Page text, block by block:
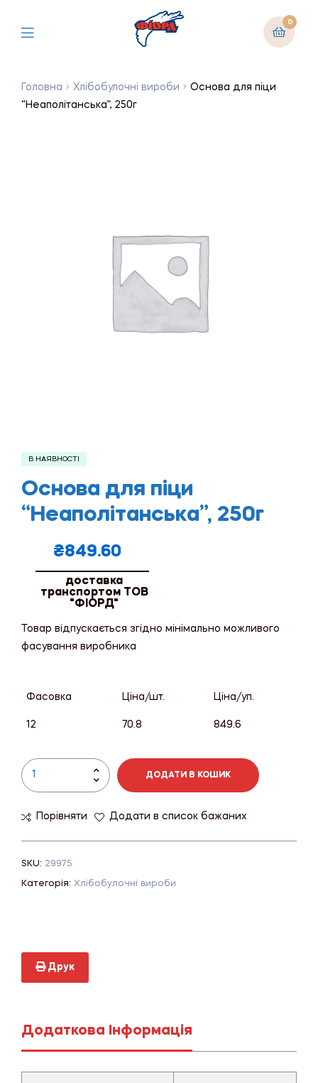
0
Головна Хлібобулочні вироби
Основа для піци
“Неаполітанська”, 250г
В НАЯВНОСТІ
Основа для піци
“Неаполітанська”, 250г
₴849.60
доставка
транспортом ТОВ
"ФІОРД"
Товар відпускається згідно мінімально можливого
фасування виробника
Фасовка Ціна/шт. Ціна/уп.
12 70.8 849.6
ДОДАТИ В КОШИК
Порівняти Додати в список бажаних
SKU: 29975
Категорія: Хлібобулочні вироби
Друк
Додаткова Інформація